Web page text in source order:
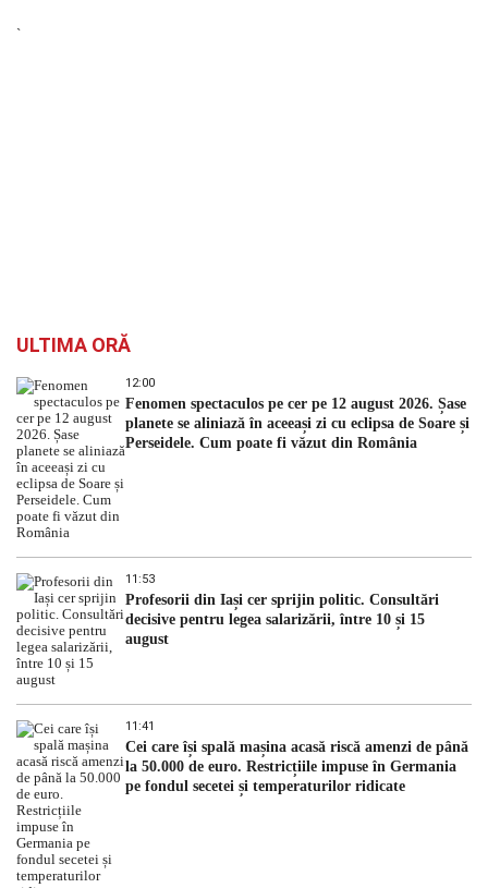
`
ULTIMA ORĂ
12:00
Fenomen spectaculos pe cer pe 12 august 2026. Șase
planete se aliniază în aceeași zi cu eclipsa de Soare și
Perseidele. Cum poate fi văzut din România
11:53
Profesorii din Iași cer sprijin politic. Consultări
decisive pentru legea salarizării, între 10 și 15
august
11:41
Cei care își spală mașina acasă riscă amenzi de până
la 50.000 de euro. Restricțiile impuse în Germania
pe fondul secetei și temperaturilor ridicate